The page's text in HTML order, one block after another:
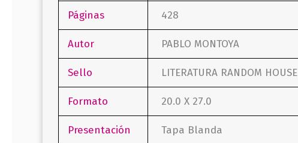
Páginas 428
Autor PABLO MONTOYA
Sello LITERATURA RANDOM HOUSE
Formato 20.0 X 27.0
Presentación Tapa Blanda